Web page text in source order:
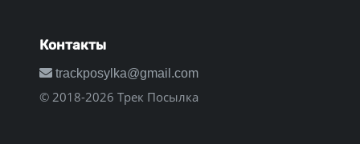
Контакты
trackposylka@gmail.com
© 2018-2026 Трек Посылка